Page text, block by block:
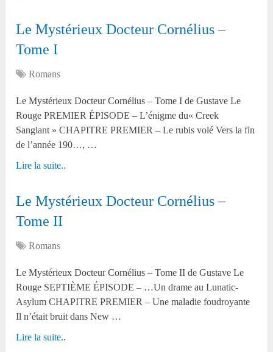
Le Mystérieux Docteur Cornélius –
Tome I
Romans
Le Mystérieux Docteur Cornélius – Tome I de Gustave Le
Rouge PREMIER ÉPISODE – L’énigme du« Creek
Sanglant » CHAPITRE PREMIER – Le rubis volé Vers la fin
de l’année 190…, …
Lire la suite..
Le Mystérieux Docteur Cornélius –
Tome II
Romans
Le Mystérieux Docteur Cornélius – Tome II de Gustave Le
Rouge SEPTIÈME ÉPISODE – …Un drame au Lunatic-
Asylum CHAPITRE PREMIER – Une maladie foudroyante
Il n’était bruit dans New …
Lire la suite..